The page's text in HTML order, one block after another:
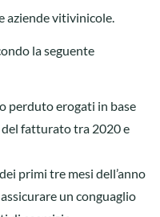
aziende vitivinicole.
la seguente
perduto erogati in base
fatturato tra 2020 e
primi tre mesi dell’anno
un conguaglio